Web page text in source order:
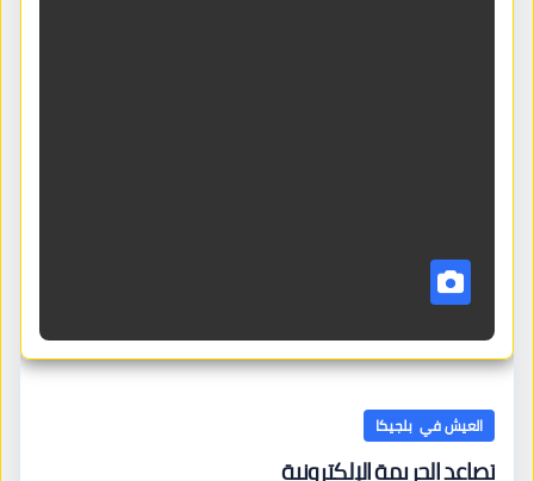
العيش في بلجيكا
تصاعد الجريمة الإلكترونية